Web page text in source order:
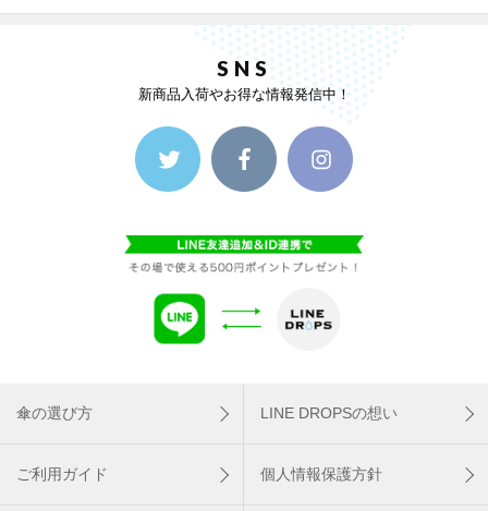
SNS
新商品入荷やお得な情報発信中！
傘の選び方 LINE DROPSの想い
ご利用ガイド 個人情報保護方針